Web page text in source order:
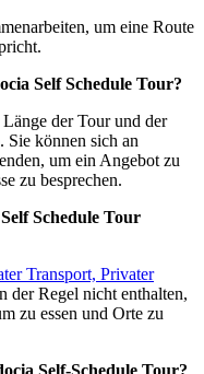
um eine Route
Self Schedule Tour?
der Tour und der
Sie können sich an
um ein Angebot zu
zu besprechen.
Schedule Tour
Transport, Privater
der Regel nicht enthalten,
zu essen und Orte zu
Self-Schedule Tour?